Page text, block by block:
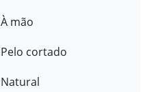
À mão
Pelo cortado
Natural